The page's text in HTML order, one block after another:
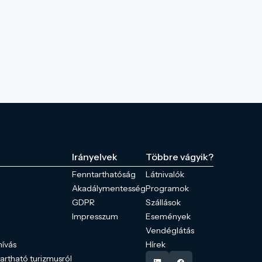
turizmusról
Irányelvek
Fenntarthatóság
Akadálymentesség
GDPR
Impresszum
Többre vágyik?
Látnivalók
Programok
Szállások
Események
Vendéglátás
Hírek